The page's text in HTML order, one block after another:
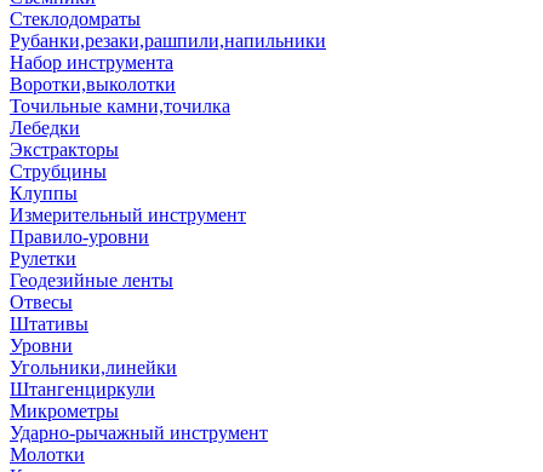
Стеклодомраты
Рубанки,резаки,рашпили,напильники
Набор инструмента
Воротки,выколотки
Точильные камни,точилка
Лебедки
Экстракторы
Струбцины
Клуппы
Измерительный инструмент
Правило-уровни
Рулетки
Геодезийные ленты
Отвесы
Штативы
Уровни
Угольники,линейки
Штангенциркули
Микрометры
Ударно-рычажный инструмент
Молотки